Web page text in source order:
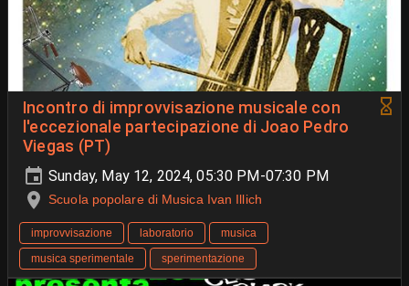
Incontro di improvvisazione musicale con
l'eccezionale partecipazione di Joao Pedro
Viegas (PT)
Sunday, May 12, 2024, 05:30 PM-07:30 PM
Scuola popolare di Musica Ivan Illich
improvvisazione laboratorio
musica
musica sperimentale
sperimentazione